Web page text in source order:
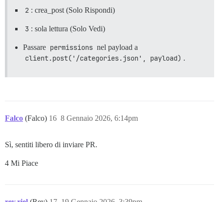
2 : crea_post (Solo Rispondi)
3 : sola lettura (Solo Vedi)
Passare permissions nel payload a
client.post('/categories.json', payload) .
Falco (Falco) 8 Gennaio 2026, 6:14pm
16
Sì, sentiti libero di inviare PR.
4 Mi Piace